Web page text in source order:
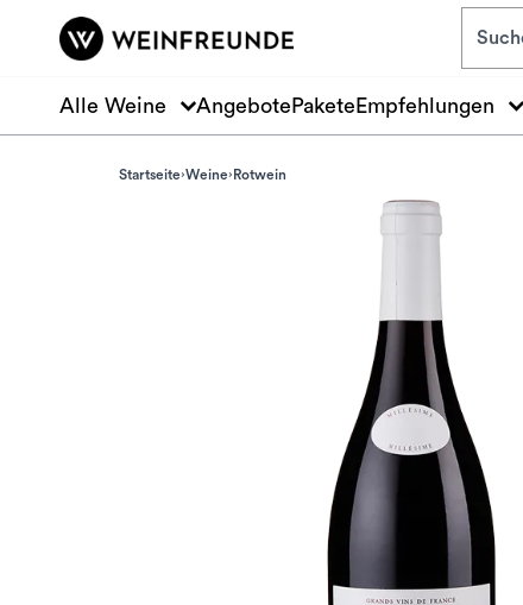
Zum Hauptinhalt springen
Alle Weine Angebote Pakete Empfehlungen
Startseite Weine Rotwein